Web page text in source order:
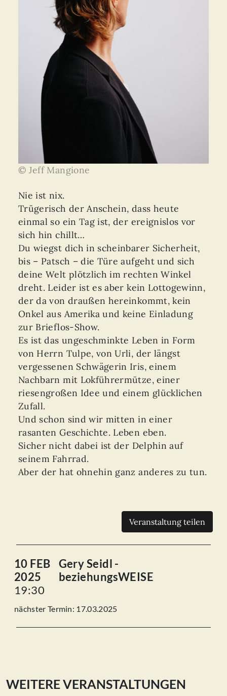
© Jeff Mangione
Nie ist nix.
Trügerisch der Anschein, dass heute
einmal so ein Tag ist, der ereignislos vor
sich hin chillt…
Du wiegst dich in scheinbarer Sicherheit,
bis – Patsch – die Türe aufgeht und sich
deine Welt plötzlich im rechten Winkel
dreht. Leider ist es aber kein Lottogewinn,
der da von draußen hereinkommt, kein
Onkel aus Amerika und keine Einladung
zur Brieflos-Show.
Es ist das ungeschminkte Leben in Form
von Herrn Tulpe, von Urli, der längst
vergessenen Schwägerin Iris, einem
Nachbarn mit Lokführermütze, einer
riesengroßen Idee und einem glücklichen
Zufall.
Und schon sind wir mitten in einer
rasanten Geschichte. Leben eben.
Sicher nicht dabei ist der Delphin auf
seinem Fahrrad.
Aber der hat ohnehin ganz anderes zu tun.
Veranstaltung teilen
10 FEB
2025
19:30
Gery Seidl -
beziehungsWEISE
nächster Termin: 17.03.2025
WEITERE VERANSTALTUNGEN